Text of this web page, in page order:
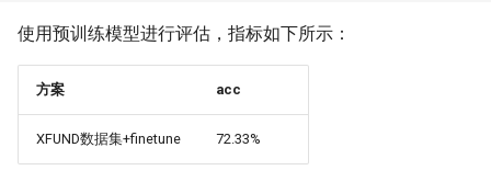
使用预训练模型进行评估，指标如下所示：
方案 acc
XFUND数据集+finetune 72.33%